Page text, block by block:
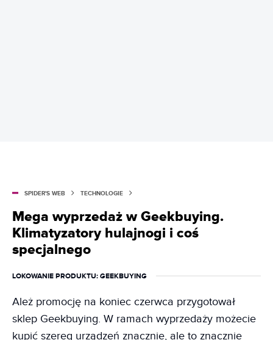
SPIDER'S WEB TECHNOLOGIE
Mega wyprzedaż w Geekbuying.
Klimatyzatory hulajnogi i coś
specjalnego
LOKOWANIE PRODUKTU: GEEKBUYING
Ależ promocję na koniec czerwca przygotował
sklep Geekbuying. W ramach wyprzedaży możecie
kupić szereg urządzeń znacznie, ale to znacznie